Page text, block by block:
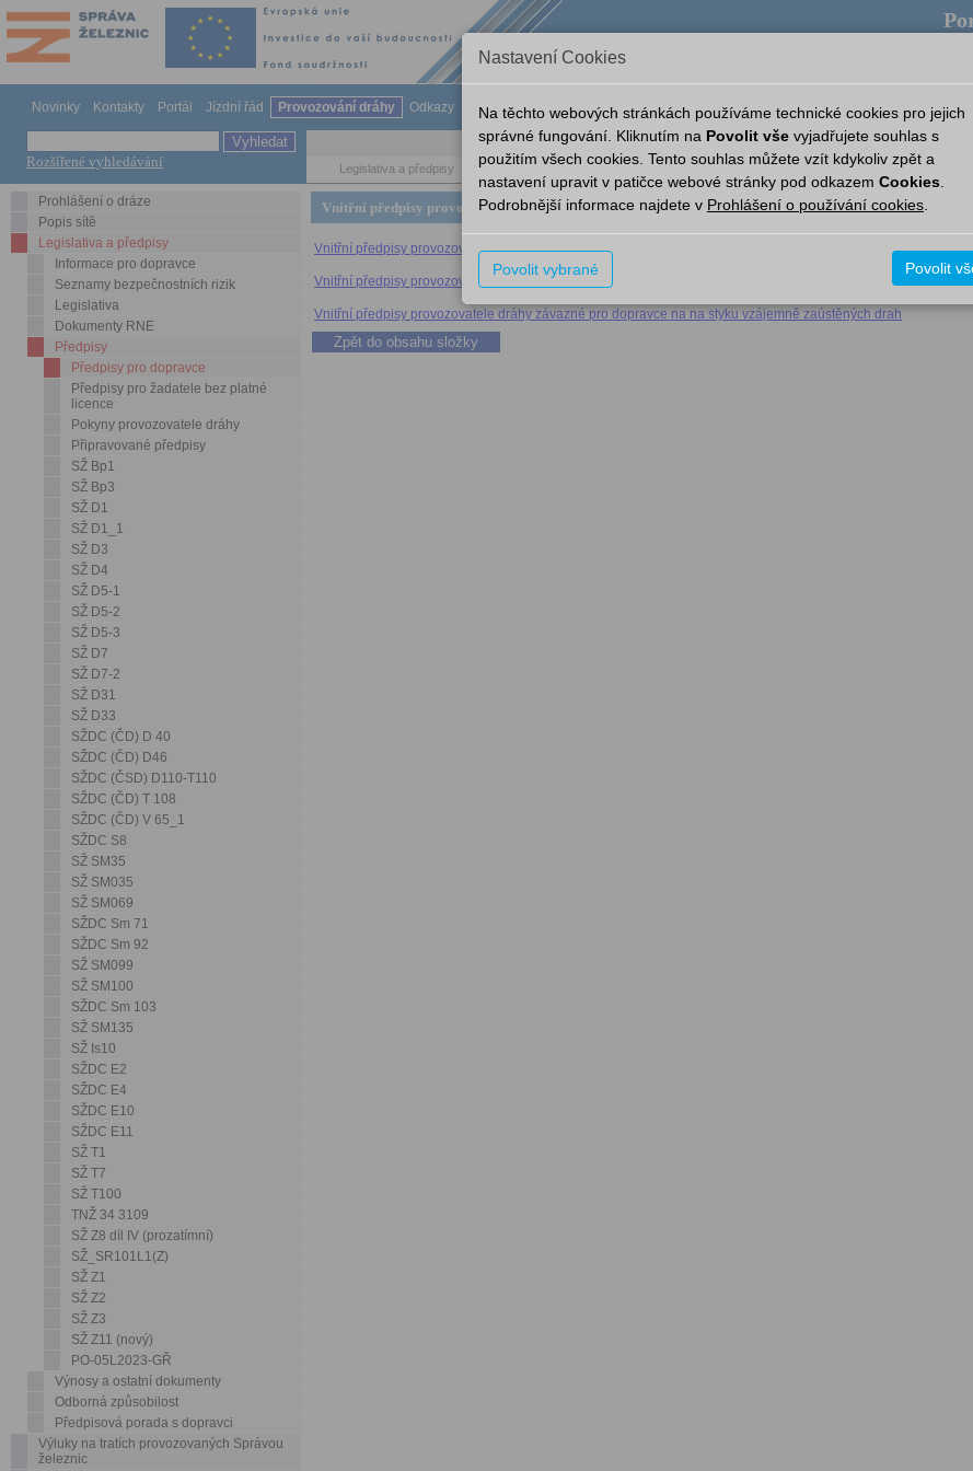
Novinky Kontakty Portál Jízdní řád Provozování dráhy Odkazy Nápověda Provozní aplikace Aplikace Nový Portál
Rozšířené vyhledávání Legislativa a předpisy Předpisy Vnitřní předpisy provozovatele dráhy Správa
Prohlášení o dráze
Popis sítě
Legislativa a předpisy
Informace pro dopravce
Seznamy bezpečnostních rizik
Legislativa
Dokumenty RNE
Předpisy
Předpisy pro dopravce
Předpisy pro žadatele bez platné
licence
Pokyny provozovatele dráhy
Připravované předpisy
SŽ Bp1
SŽ Bp3
SŽ D1
SŽ D1_1
SŽ D3
SŽ D4
SŽ D5-1
SŽ D5-2
SŽ D5-3
SŽ D7
SŽ D7-2
SŽ D31
SŽ D33
SŽDC (ČD) D 40
SŽDC (ČD) D46
SŽDC (ČSD) D110-T110
SŽDC (ČD) T 108
SŽDC (ČD) V 65_1
SŽDC S8
SŽ SM35
SŽ SM035
SŽ SM069
SŽDC Sm 71
SŽDC Sm 92
SŽ SM099
SŽ SM100
SŽDC Sm 103
SŽ SM135
SŽ Is10
SŽDC E2
SŽDC E4
SŽDC E10
SŽDC E11
SŽ T1
SŽ T7
SŽ T100
TNŽ 34 3109
SŽ Z8 díl IV (prozatímní)
SŽ_SR101L1(Z)
SŽ Z1
SŽ Z2
SŽ Z3
SŽ Z11 (nový)
PO-05L2023-GŘ
Výnosy a ostatní dokumenty
Odborná způsobilost
Předpisová porada s dopravci
Výluky na tratích provozovaných Správou
železnic
Vnitřní předpisy provozovatele dráhy Správa železnic závazné pro dopravce
Vnitřní předpisy provozovatele dráhy závazné pro dopravce na dráze celostátní a dráhách regionálních
Vnitřní předpisy provozovatele dráhy závazné pro dopravce na veřejně přístupných vlečkách
Vnitřní předpisy provozovatele dráhy závazné pro dopravce na na styku vzájemně zaústěných drah
Nastavení Cookies
Na těchto webových stránkách používáme technické cookies pro jejich
správné fungování. Kliknutím na Povolit vše vyjadřujete souhlas s
použitím všech cookies. Tento souhlas můžete vzít kdykoliv zpět a
nastavení upravit v patičce webové stránky pod odkazem Cookies
Podrobnější informace najdete v Prohlášení o používání cookies
Povolit vybrané Povolit